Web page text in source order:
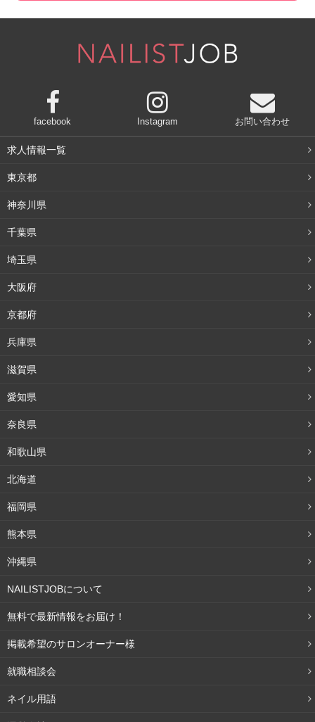
facebook Instagram お問い合わせ
求人情報一覧
東京都
神奈川県
千葉県
埼玉県
大阪府
京都府
兵庫県
滋賀県
愛知県
奈良県
和歌山県
北海道
福岡県
熊本県
沖縄県
NAILISTJOBについて
無料で最新情報をお届け！
掲載希望のサロンオーナー様
就職相談会
ネイル用語